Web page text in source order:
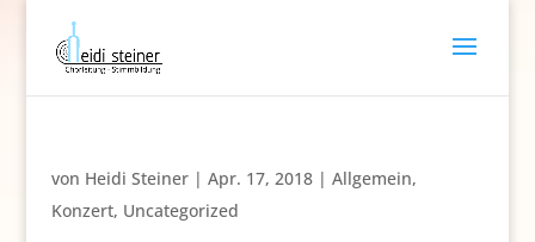
von Heidi Steiner| Apr. 17, 2018| Allgemein,
Konzert, Uncategorized